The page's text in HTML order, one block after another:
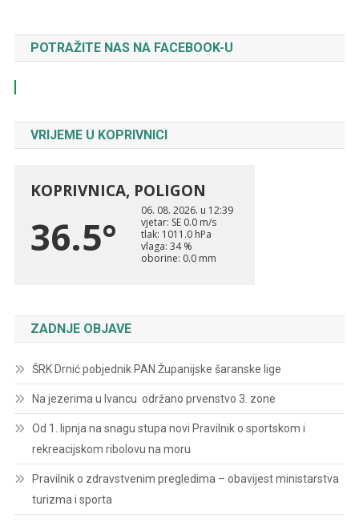
POTRAŽITE NAS NA FACEBOOK-U
VRIJEME U KOPRIVNICI
ZADNJE OBJAVE
ŠRK Drnić pobjednik PAN Županijske šaranske lige
Na jezerima u Ivancu održano prvenstvo 3. zone
Od 1. lipnja na snagu stupa novi Pravilnik o sportskom i
rekreacijskom ribolovu na moru
Pravilnik o zdravstvenim pregledima – obavijest ministarstva
turizma i sporta